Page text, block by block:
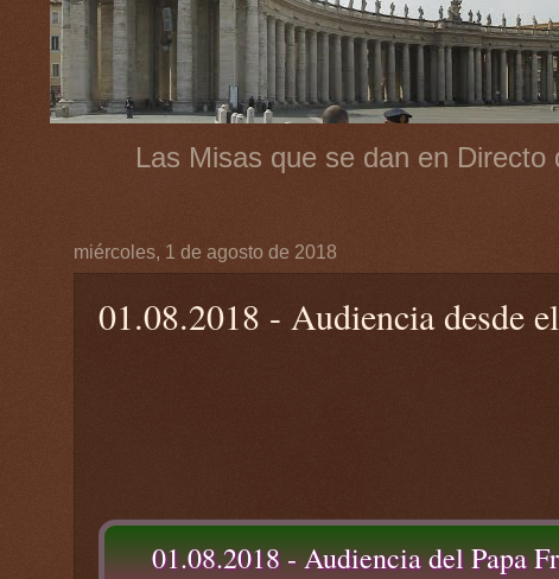
Las Misas que se dan en
miércoles, 1 de agosto de 2018
01.08.2018 - Audiencia desde
01.08.2018 - Audiencia del Papa